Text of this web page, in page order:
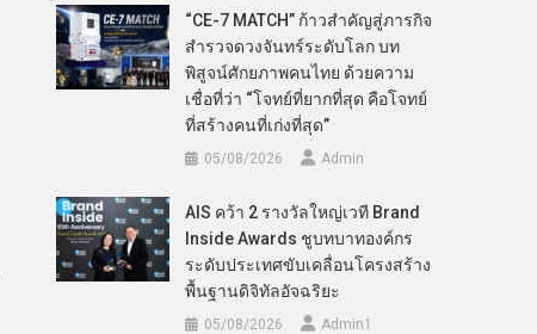
“CE-7 MATCH” ก้าวสำคัญสู่ภารกิจ
สำรวจดวงจันทร์ระดับโลก บท
พิสูจน์ศักยภาพคนไทย ด้วยความ
เชื่อที่ว่า “โจทย์ที่ยากที่สุด คือโจทย์
ที่สร้างคนที่เก่งที่สุด”
05/08/2026 Admin
AIS คว้า 2 รางวัลใหญ่เวที Brand
Inside Awards ชูบทบาทองค์กร
ระดับประเทศขับเคลื่อนโครงสร้าง
พื้นฐานดิจิทัลอัจฉริยะ
05/08/2026 Admin​1